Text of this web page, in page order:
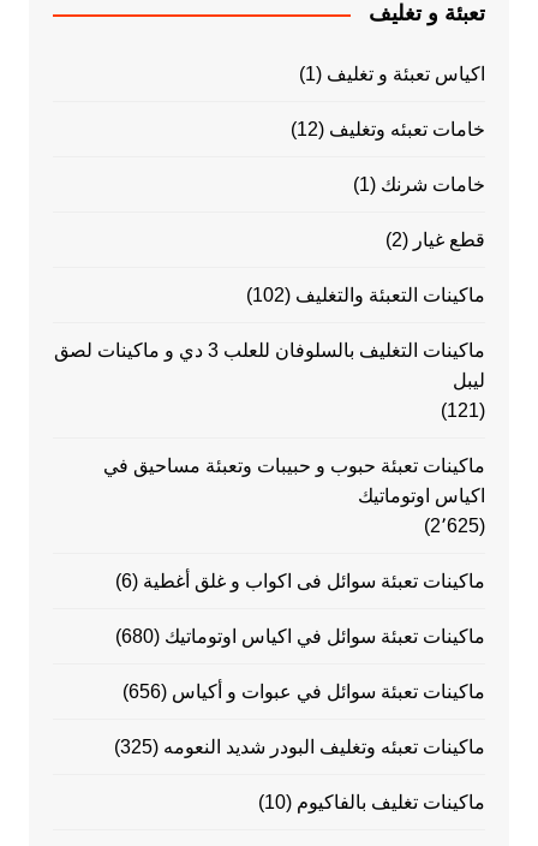
تعبئة و تغليف
اكياس تعبئة و تغليف (1)
خامات تعبئه وتغليف (12)
خامات شرنك (1)
قطع غيار (2)
ماكينات التعبئة والتغليف (102)
ماكينات التغليف بالسلوفان للعلب 3 دي و ماكينات لصق
ليبل
(121)
ماكينات تعبئة حبوب و حبيبات وتعبئة مساحيق في
اكياس اوتوماتيك
(2٬625)
ماكينات تعبئة سوائل فى اكواب و غلق أغطية (6)
ماكينات تعبئة سوائل في اكياس اوتوماتيك (680)
ماكينات تعبئة سوائل في عبوات و أكياس (656)
ماكينات تعبئه وتغليف البودر شديد النعومه (325)
ماكينات تغليف بالفاكيوم (10)